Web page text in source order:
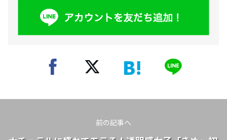
前の記事へ